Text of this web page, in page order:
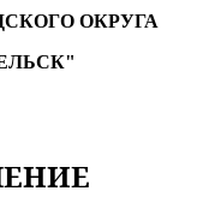
ОКРУГА